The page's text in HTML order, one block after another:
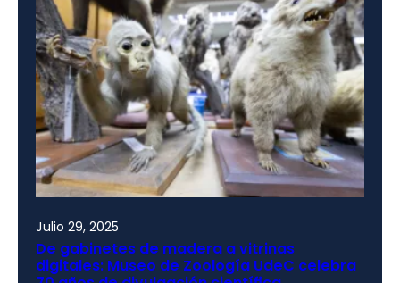
Julio 29, 2025
De gabinetes de madera a vitrinas
digitales: Museo de Zoología UdeC celebra